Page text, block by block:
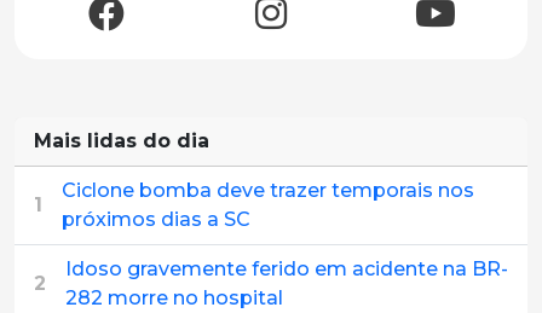
Mais lidas do dia
1
Ciclone bomba deve trazer temporais nos
próximos dias a SC
2
Idoso gravemente ferido em acidente na BR-
282 morre no hospital